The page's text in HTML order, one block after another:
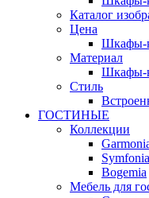
Каталог
Цена
Шкафы-
Материал
Шкафы-
Стиль
ГОСТИНЫЕ
Коллекции
Symfonia
Bogemia
Мебель для